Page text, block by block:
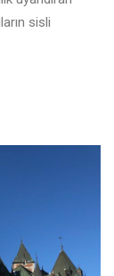
sisli